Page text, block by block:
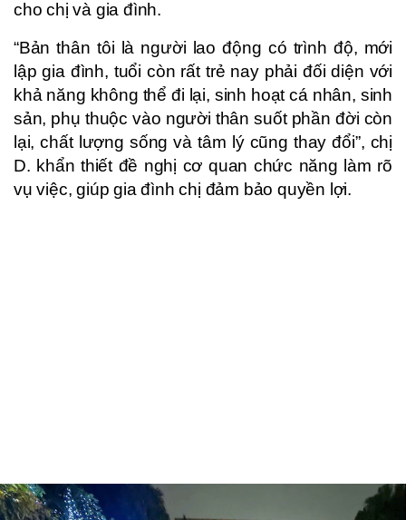
cho chị và gia đình.
“Bản thân tôi là người lao động có trình độ, mới
lập gia đình, tuổi còn rất trẻ nay phải đối diện với
khả năng không thể đi lại, sinh hoạt cá nhân, sinh
sản, phụ thuộc vào người thân suốt phần đời còn
lại, chất lượng sống và tâm lý cũng thay đổi”, chị
D. khẩn thiết đề nghị cơ quan chức năng làm rõ
vụ việc, giúp gia đình chị đảm bảo quyền lợi.